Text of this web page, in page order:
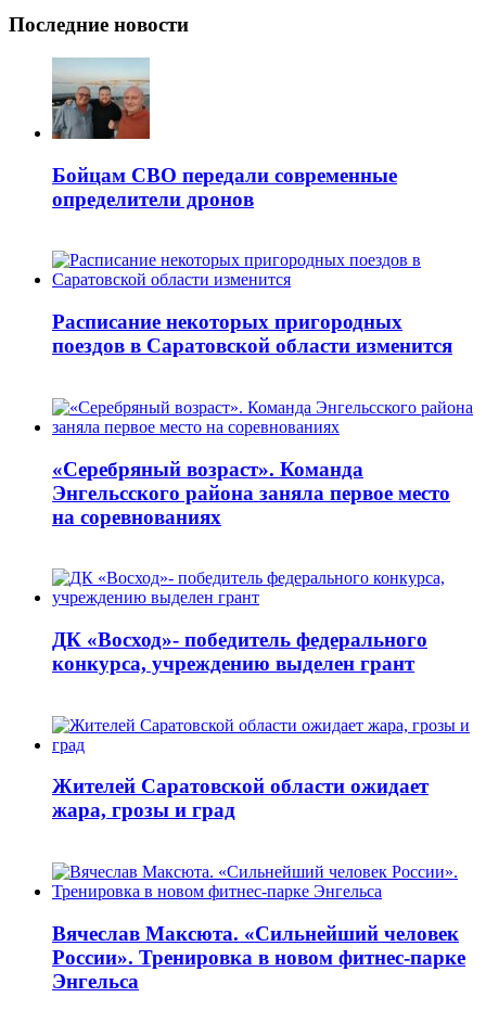
Последние новости
Бойцам СВО передали современные
определители дронов
Расписание некоторых пригородных
поездов в Саратовской области изменится
«Серебряный возраст». Команда
Энгельсского района заняла первое место
на соревнованиях
ДК «Восход»- победитель федерального
конкурса, учреждению выделен грант
Жителей Саратовской области ожидает
жара, грозы и град
Вячеслав Максюта. «Сильнейший человек
России». Тренировка в новом фитнес-парке
Энгельса